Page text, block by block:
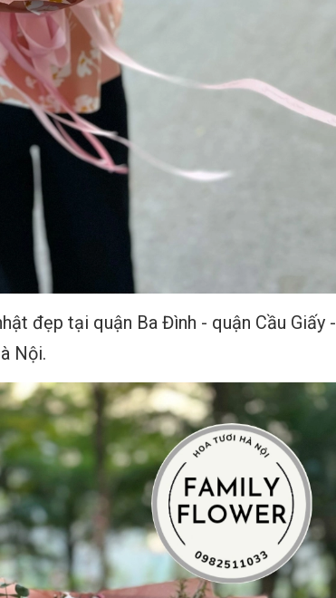
đẹp tại quận Ba Đình - quận Cầu Giấy -
Nội.